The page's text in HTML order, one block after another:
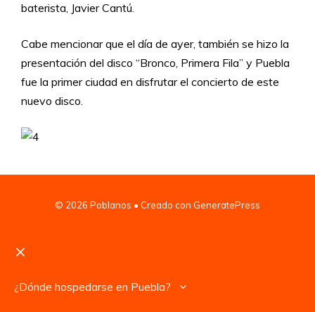
baterista, Javier Cantú.
Cabe mencionar que el día de ayer, también se hizo la
presentación del disco “Bronco, Primera Fila” y Puebla
fue la primer ciudad en disfrutar el concierto de este
nuevo disco.
© 2026 Poblanos • Creado con GeneratePress
¿Dónde hospedarse en Puebla?